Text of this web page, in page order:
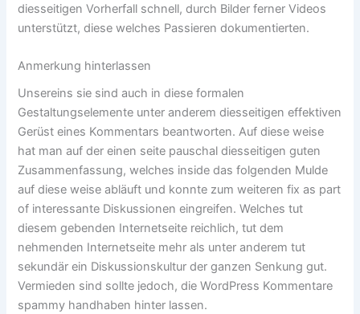
diesseitigen Vorher­fall schnell, durch Bilder ferner Videos
unter­stützt, diese welches Passieren doku­men­tierten.
Anmerkung hinterlassen
Unsereins sie sind auch in diese formalen
Gestaltungselemente unter anderem diesseitigen effektiven
Gerüst eines Kommentars beantworten. Auf diese weise
hat man auf der einen seite pauschal diesseitigen guten
Zusammenfassung, welches inside das folgenden Mulde
auf diese weise abläuft und konnte zum weiteren fix as part
of interessante Diskussionen eingreifen. Welches tut
diesem gebenden Internetseite reichlich, tut dem
nehmenden Internetseite mehr als unter anderem tut
sekundär ein Diskussionskultur der ganzen Senkung gut.
Vermieden sind sollte jedoch, die WordPress Kommentare
spammy handhaben hinter lassen.